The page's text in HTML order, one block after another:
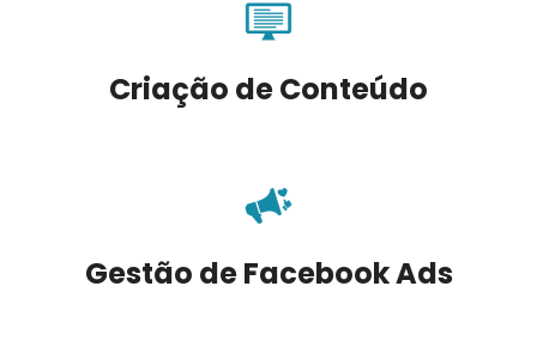
Criação de Conteúdo
Gestão de Facebook Ads